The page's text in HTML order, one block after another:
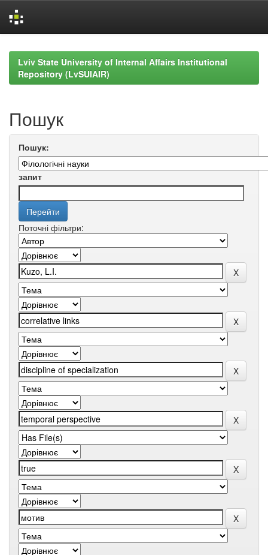
navigationLviv State University of Internal Affairs Institutional
Repository (LvSUIAIR)
Пошук
Пошук:
запит
Поточні фільтри: